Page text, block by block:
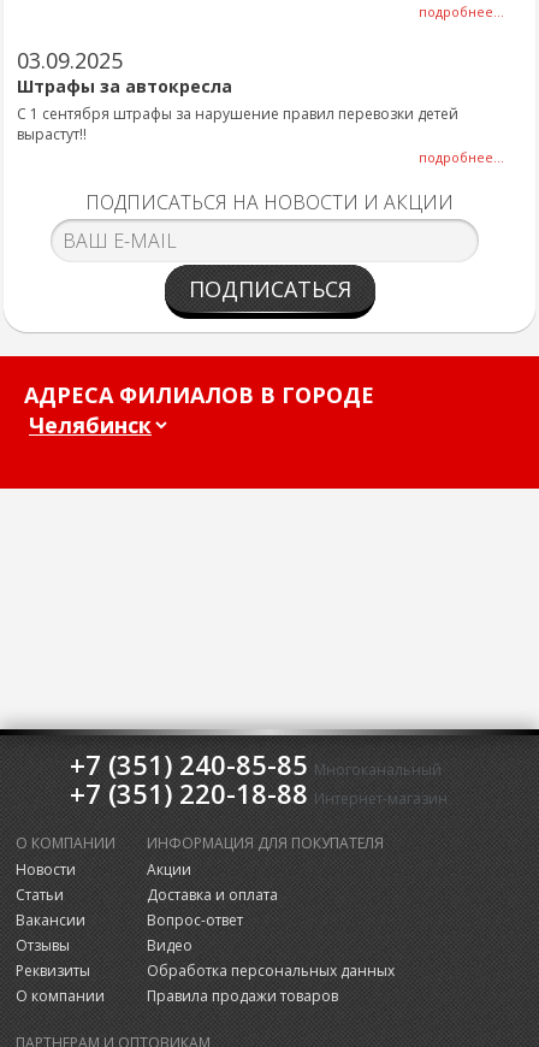
подробнее...
03.09.2025
Штрафы за автокресла
С 1 сентября штрафы за нарушение правил перевозки детей
вырастут!!
подробнее...
ПОДПИСАТЬСЯ НА НОВОСТИ И АКЦИИ
ПОДПИСАТЬСЯ
АДРЕСА ФИЛИАЛОВ В ГОРОДЕ
+7 (351) 240-85-85 Многоканальный
+7 (351) 220-18-88 Интернет-магазин
О КОМПАНИИ
Новости
Статьи
Вакансии
Отзывы
Реквизиты
О компании
ИНФОРМАЦИЯ ДЛЯ ПОКУПАТЕЛЯ
Акции
Доставка и оплата
Вопрос-ответ
Видео
Обработка персональных данных
Правила продажи товаров